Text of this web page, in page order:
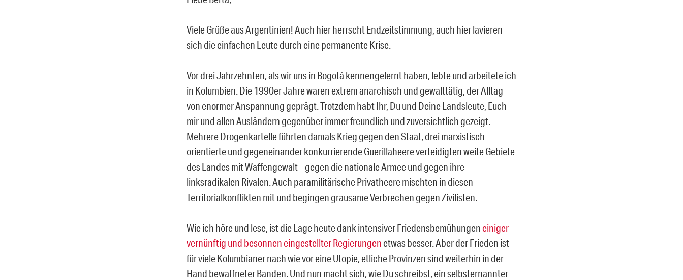
Viele Grüße aus Argentinien! Auch hier herrscht Endzeitstimmung, auch hier lavieren
sich die einfachen Leute durch eine permanente Krise.
Vor drei Jahrzehnten, als wir uns in Bogotá kennengelernt haben, lebte und arbeitete ich
in Kolumbien. Die 1990er Jahre waren extrem anarchisch und gewalttätig, der Alltag
von enormer Anspannung geprägt. Trotzdem habt Ihr, Du und Deine Landsleute, Euch
mir und allen Ausländern gegenüber immer freundlich und zuversichtlich gezeigt.
Mehrere Drogenkartelle führten damals Krieg gegen den Staat, drei marxistisch
orientierte und gegeneinander konkurrierende Guerillaheere verteidigten weite Gebiete
des Landes mit Waffengewalt – gegen die nationale Armee und gegen ihre
linksradikalen Rivalen. Auch paramilitärische Privatheere mischten in diesen
Territorialkonflikten mit und begingen grausame Verbrechen gegen Zivilisten.
Wie ich höre und lese, ist die Lage heute dank intensiver Friedensbemühungeneiniger
vernünftig und besonnen eingestellter Regierungenetwas besser. Aber der Frieden ist
für viele Kolumbianer nach wie vor eine Utopie, etliche Provinzen sind weiterhin in der
Hand bewaffneter Banden. Und nun macht sich, wie Du schreibst, ein selbsternannter